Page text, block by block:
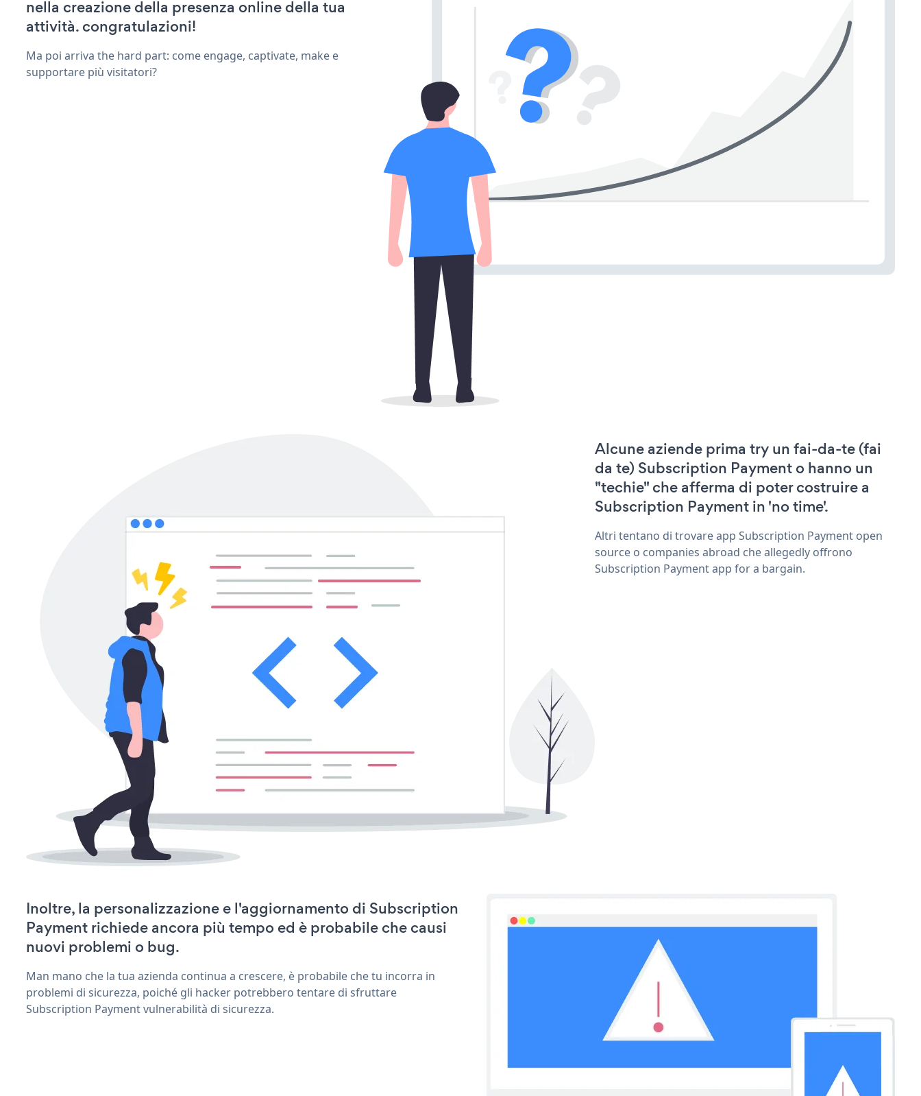
nella creazione della presenza online della tua
attività. congratulazioni!
Ma poi arriva the hard part: come engage, captivate, make e
supportare più visitatori?
Alcune aziende prima try un fai-da-te (fai
da te) Subscription Payment o hanno un
"techie" che afferma di poter costruire a
Subscription Payment in 'no time'.
Altri tentano di trovare app Subscription Payment open
source o companies abroad che allegedly offrono
Subscription Payment app for a bargain.
Inoltre, la personalizzazione e l'aggiornamento di Subscription
Payment richiede ancora più tempo ed è probabile che causi
nuovi problemi o bug.
Man mano che la tua azienda continua a crescere, è probabile che tu incorra in
problemi di sicurezza, poiché gli hacker potrebbero tentare di sfruttare
Subscription Payment vulnerabilità di sicurezza.